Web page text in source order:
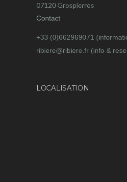
07120 Grospierres
Contact
+33 (0)662969071
ribiere@ribiere.fr (info &
LOCALISATION